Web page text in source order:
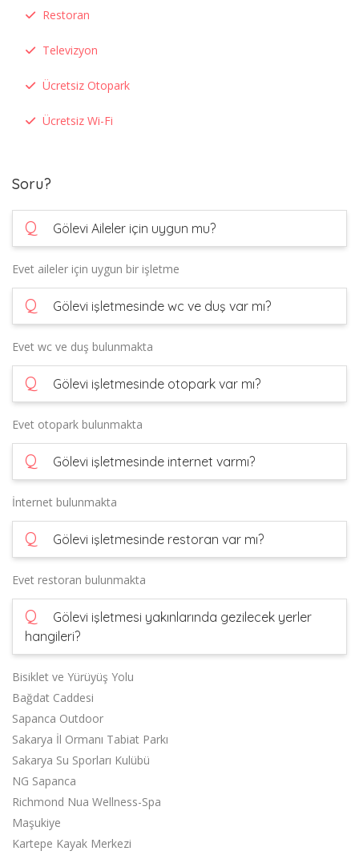
Restoran
Televizyon
Ücretsiz Otopark
Ücretsiz Wi-Fi
Soru?
Q Gölevi Aileler için uygun mu?
Evet aileler için uygun bir işletme
Q Gölevi işletmesinde wc ve duş var mı?
Evet wc ve duş bulunmakta
Q Gölevi işletmesinde otopark var mı?
Evet otopark bulunmakta
Q Gölevi işletmesinde internet varmı?
İnternet bulunmakta
Q Gölevi işletmesinde restoran var mı?
Evet restoran bulunmakta
Q
Gölevi işletmesi yakınlarında gezilecek yerler
hangileri?
Bisiklet ve Yürüyüş Yolu
Bağdat Caddesi
Sapanca Outdoor
Sakarya İl Ormanı Tabiat Parkı
Sakarya Su Sporları Kulübü
NG Sapanca
Richmond Nua Wellness-Spa
Maşukiye
Kartepe Kayak Merkezi